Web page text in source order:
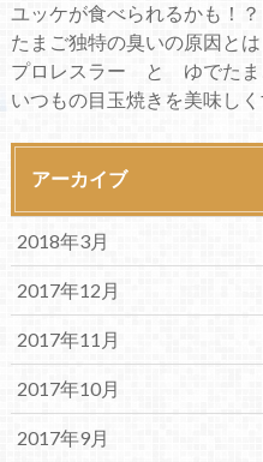
ユッケが食べられるかも！？
たまご独特の臭いの原因とは
プロレスラー と ゆでたま
いつもの目玉焼きを美味し
アーカイブ
2018年3月
2017年12月
2017年11月
2017年10月
2017年9月